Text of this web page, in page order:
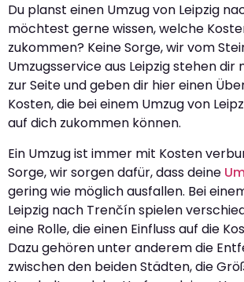
Du planst einen Umzug von Leipzig
möchtest gerne wissen, welche
zukommen? Keine Sorge, wir vom
Umzugsservice aus Leipzig stehen dir
zur Seite und geben dir hier einen
Kosten, die bei einem Umzug von
auf dich zukommen können.
Ein Umzug ist immer mit Kosten
Sorge, wir sorgen dafür, dass deine
gering wie möglich ausfallen. Bei
Leipzig nach Trenčín spielen
eine Rolle, die einen Einfluss auf die
Dazu gehören unter anderem die
zwischen den beiden Städten, die